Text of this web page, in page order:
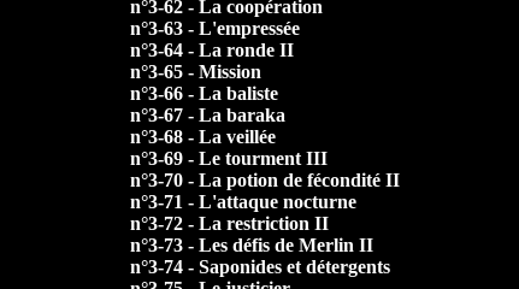
n°3-62 - La coopération
n°3-63 - L'empressée
n°3-64 - La ronde II
n°3-65 - Mission
n°3-66 - La baliste
n°3-67 - La baraka
n°3-68 - La veillée
n°3-69 - Le tourment III
n°3-70 - La potion de fécondité II
n°3-71 - L'attaque nocturne
n°3-72 - La restriction II
n°3-73 - Les défis de Merlin II
n°3-74 - Saponides et détergents